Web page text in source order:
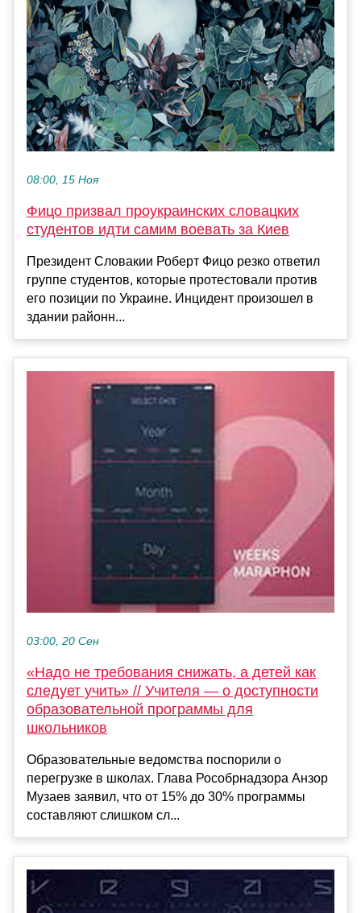
08:00, 15 Ноя
Фицо призвал проукраинских словацких
студентов идти самим воевать за Киев
Президент Словакии Роберт Фицо резко ответил
группе студентов, которые протестовали против
его позиции по Украине. Инцидент произошел в
здании районн...
03:00, 20 Сен
«Надо не требования снижать, а детей как
следует учить» // Учителя — о доступности
образовательной программы для
школьников
Образовательные ведомства поспорили о
перегрузке в школах. Глава Рособрнадзора Анзор
Музаев заявил, что от 15% до 30% программы
составляют слишком сл...